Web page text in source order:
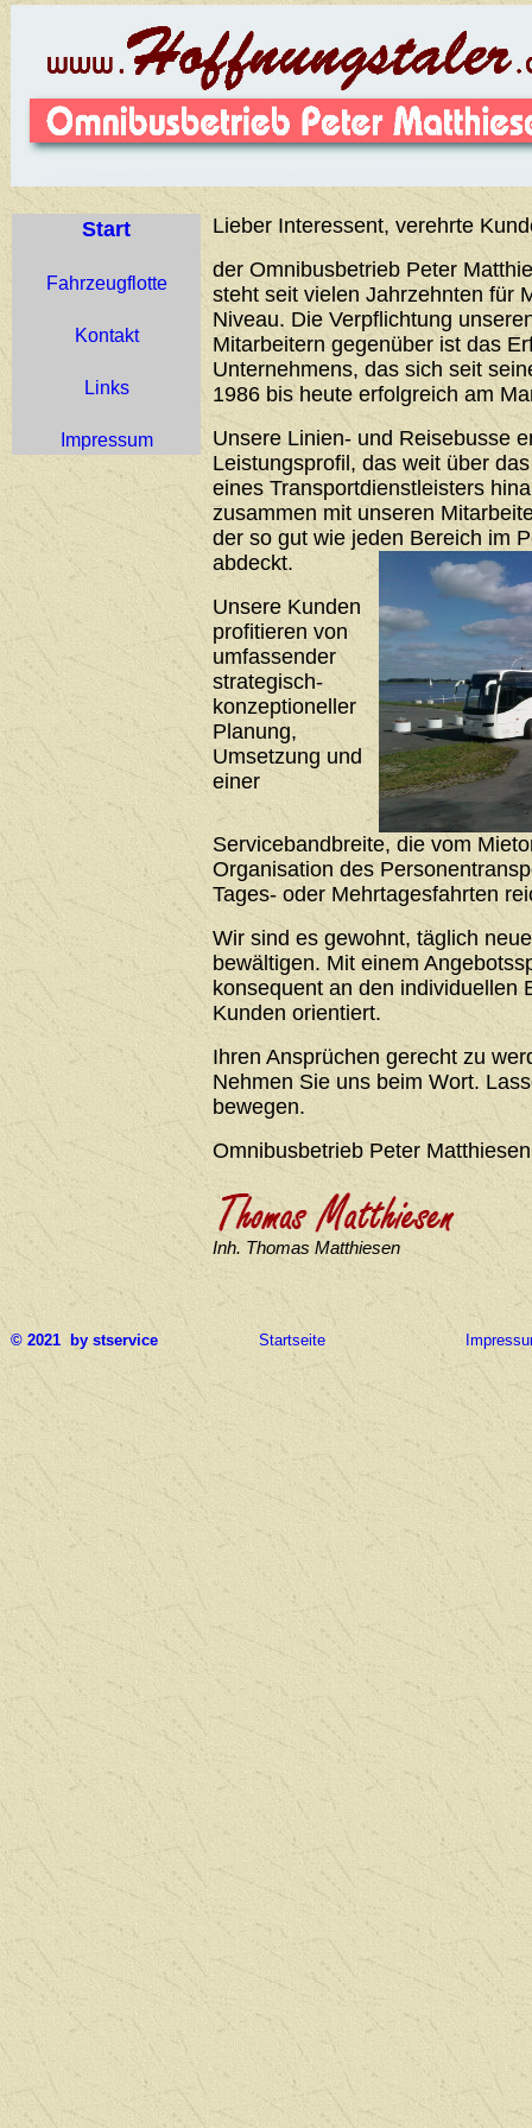
Start
Fahrzeugflotte
Kontakt
Links
Impressum
Lieber Interessent, verehrte
der Omnibusbetrieb Peter
steht seit vielen Jahrzehnten für
Niveau. Die Verpflichtung
Mitarbeitern gegenüber ist das
Unternehmens, das sich seit
1986 bis heute erfolgreich am
Unsere Linien- und Reisebusse
Leistungsprofil, das weit über
eines Transportdienstleisters
zusammen mit unseren
der so gut wie jeden Bereich im
abdeckt.
Unsere Kunden
profitieren von
umfassender
strategisch-
konzeptioneller
Planung,
Umsetzung und
einer
Servicebandbreite, die vom
Organisation des
Tages- oder Mehrtagesfahrten
Wir sind es gewohnt, täglich
bewältigen. Mit einem
konsequent an den individuellen
Kunden orientiert.
Ihren Ansprüchen gerecht zu
Nehmen Sie uns beim Wort.
bewegen.
Omnibusbetrieb Peter Matthiesen
Inh. Thomas Matthiesen
© 2021 by stservice Startseite